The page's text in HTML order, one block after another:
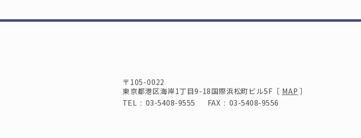
〒105-0022
東京都港区海岸1丁目9-18国際浜松町ビル5F ［ MAP ］
TEL : 03-5408-9555 FAX : 03-5408-9556